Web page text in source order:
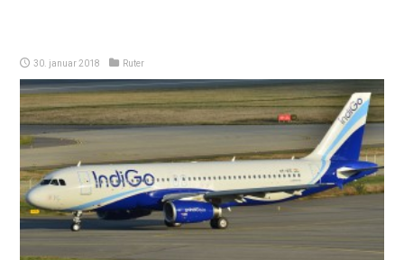
30. januar 2018 Ruter